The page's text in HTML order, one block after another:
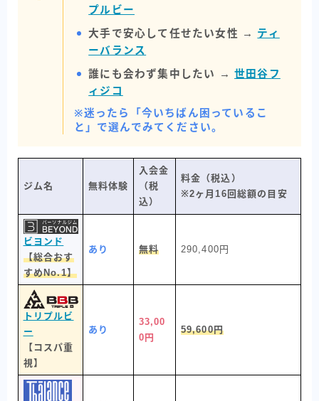
プルビー
大手で安心して任せたい女性 → ティ
ーバランス
誰にも会わず集中したい → 世田谷フ
ィジコ
※迷ったら「今いちばん困っているこ
と」で選んでみてください。
ジム名 無料体験
入会金
（税
込）
料金（税込）
※2ヶ月16回総額の目安
ビヨンド
【総合おす
すめNo.1】
あり 無料 290,400円
トリプルビ
ー
【コスパ重
視】
あり
33,00
0円
59,600円